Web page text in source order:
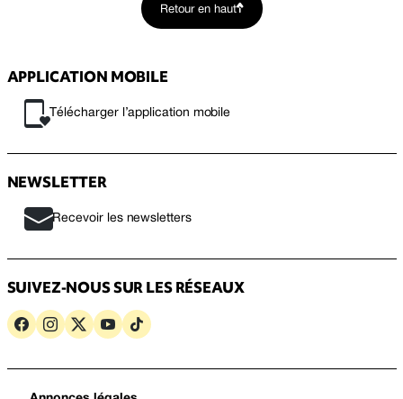
Retour en haut
APPLICATION MOBILE
Télécharger l’application mobile
NEWSLETTER
Recevoir les newsletters
SUIVEZ-NOUS SUR LES RÉSEAUX